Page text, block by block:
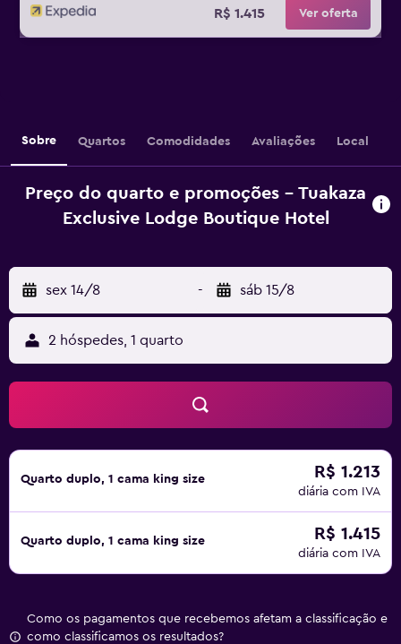
R$ 1.415 Ver oferta
Sobre Quartos Comodidades Avaliações Local
Preço do quarto e promoções - Tuakaza
Exclusive Lodge Boutique Hotel
sex 14/8 - sáb 15/8
2 hóspedes, 1 quarto
Quarto duplo, 1 cama king size R$ 1.213
diária com IVA
Quarto duplo, 1 cama king size R$ 1.415
diária com IVA
Como os pagamentos que recebemos afetam a classificação e
como classificamos os resultados?